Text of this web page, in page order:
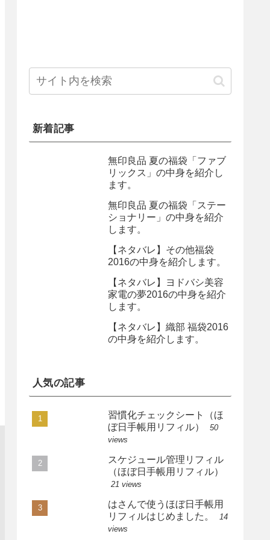
新着記事
無印良品 夏の福袋「ファブ
リックス」の中身を紹介し
ます。
無印良品 夏の福袋「ステー
ショナリー」の中身を紹介
します。
【ネタバレ】その他福袋
2016の中身を紹介します。
【ネタバレ】ヨドバシ美容
家電の夢2016の中身を紹介
します。
【ネタバレ】織部 福袋2016
の中身を紹介します。
人気の記事
習慣化チェックシート（ほ
ぼ日手帳用リフィル）
50
views
スケジュール管理リフィル
（ほぼ日手帳用リフィル）
21 views
はさんで使うほぼ日手帳用
リフィルはじめました。
14
views